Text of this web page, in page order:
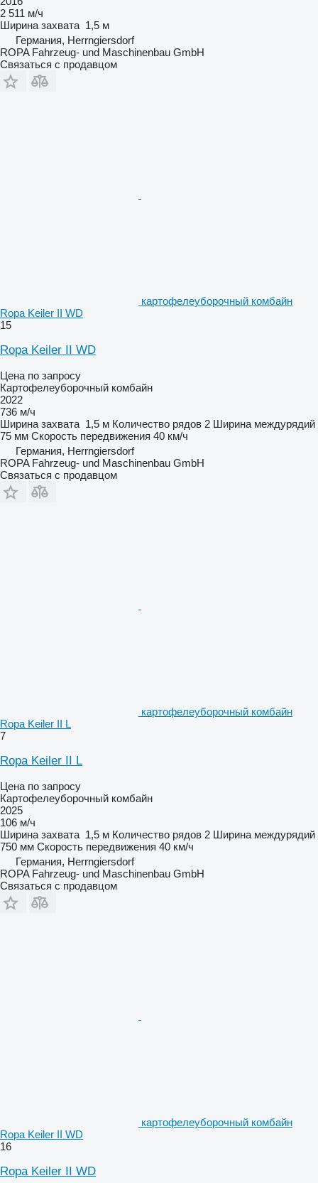
2 511 м/ч
Ширина захвата 1,5 м
Германия, Herrngiersdorf
ROPA Fahrzeug- und Maschinenbau GmbH
Связаться с продавцом
картофелеуборочный комбайн
Ropa Keiler II WD
15
Ropa Keiler II WD
Цена по запросу
Картофелеуборочный комбайн
2022
736 м/ч
Ширина захвата 1,5 м Количество рядов 2 Ширина междурядий
75 мм Скорость передвижения 40 км/ч
Германия, Herrngiersdorf
ROPA Fahrzeug- und Maschinenbau GmbH
Связаться с продавцом
картофелеуборочный комбайн
Ropa Keiler II L
7
Ropa Keiler II L
Цена по запросу
Картофелеуборочный комбайн
2025
106 м/ч
Ширина захвата 1,5 м Количество рядов 2 Ширина междурядий
750 мм Скорость передвижения 40 км/ч
Германия, Herrngiersdorf
ROPA Fahrzeug- und Maschinenbau GmbH
Связаться с продавцом
картофелеуборочный комбайн
Ropa Keiler II WD
16
Ropa Keiler II WD